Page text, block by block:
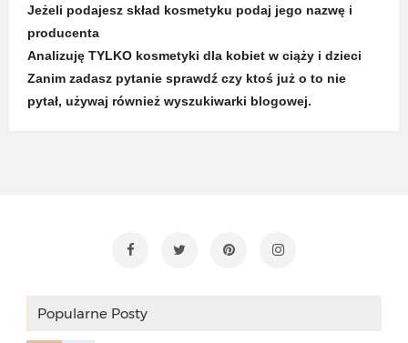
Jeżeli podajesz skład kosmetyku podaj jego nazwę i
producenta
Analizuję TYLKO kosmetyki dla kobiet w ciąży i dzieci
Zanim zadasz pytanie sprawdź czy ktoś już o to nie
pytał, używaj również wyszukiwarki blogowej.
Popularne Posty